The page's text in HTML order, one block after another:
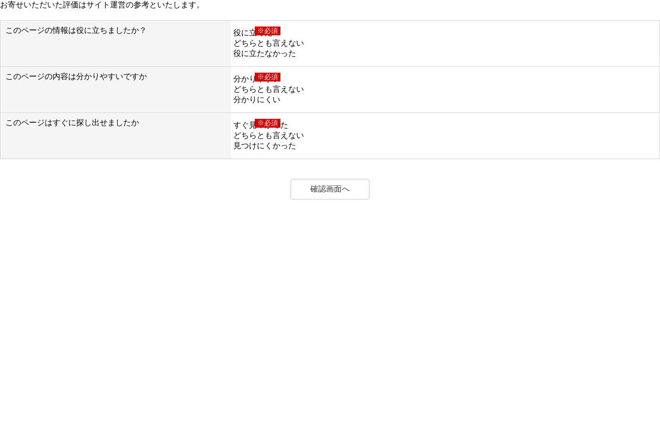
お寄せいただいた評価はサイト運営の参考といたします。
このページの情報は役に立ちましたか？ ※必須
役に立った
どちらとも言えない
役に立たなかった
このページの内容は分かりやすいですか ※必須
分かりやすい
どちらとも言えない
分かりにくい
このページはすぐに探し出せましたか ※必須
すぐ見つかった
どちらとも言えない
見つけにくかった